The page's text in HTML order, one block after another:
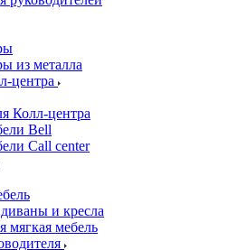
из металла
центра
Колл-центра
Bell
Call center
и кресла
мягкая мебель